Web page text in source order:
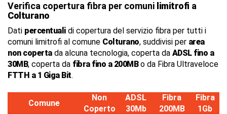
Verifica copertura fibra per comuni limitrofi a
Colturano
Dati percentualidi copertura del servizio fibra per tutti i
comuni limitrofi al comune Colturano, suddivisi per area
non copertada alcuna tecnologia, coperta da ADSL fino a
30MB, coperta da fibra fino a 200MBo da Fibra Ultraveloce
FTTH a 1 Giga Bit.
Comune
Non
Coperto
ADSL
30Mb
Fibra
200MB
Fibra
1Gb